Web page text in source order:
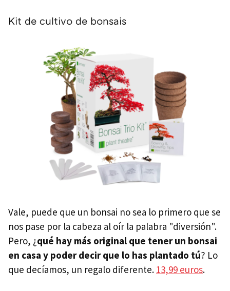
Kit de cultivo de bonsais
Vale, puede que un bonsai no sea lo primero que se
nos pase por la cabeza al oír la palabra "diversión".
Pero, ¿qué hay más original que tener un bonsai
en casa y poder decir que lo has plantado tú? Lo
que decíamos, un regalo diferente. 13,99 euros.